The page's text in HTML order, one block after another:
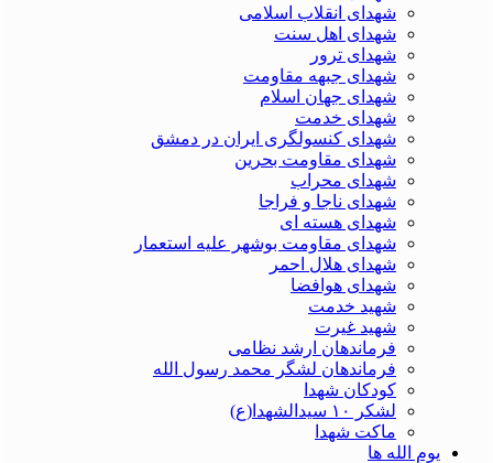
شهدای انقلاب اسلامی
شهدای اهل سنت
شهدای ترور
شهدای جبهه مقاومت
شهدای جهان اسلام
شهدای خدمت
شهدای کنسولگری ایران در دمشق
شهدای مقاومت بحرین
شهدای محراب
شهدای ناجا و فراجا
شهدای هسته ای
شهدای مقاومت بوشهر علیه استعمار
شهدای هلال احمر
شهدای هوافضا
شهید خدمت
شهید غیرت
فرماندهان ارشد نظامی
فرماندهان لشگر محمد رسول الله
کودکان شهدا
لشکر ۱۰ سیدالشهدا(ع)
ماکت شهدا
یوم الله ها